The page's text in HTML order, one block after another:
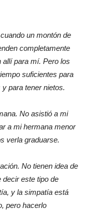
un montón de
completamente
allí para mí. Pero los
suficientes para
para tener nietos.
No asistió a mi
a mi hermana menor
verla graduarse.
No tienen idea de
decir este tipo de
y la simpatía está
pero hacerlo